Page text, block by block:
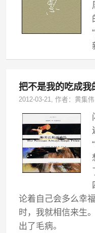
把不是我的吃成我
2012-03-21, 作者：黄集伟
论着自己会多么幸
时，我就相信来生
出了毛病。